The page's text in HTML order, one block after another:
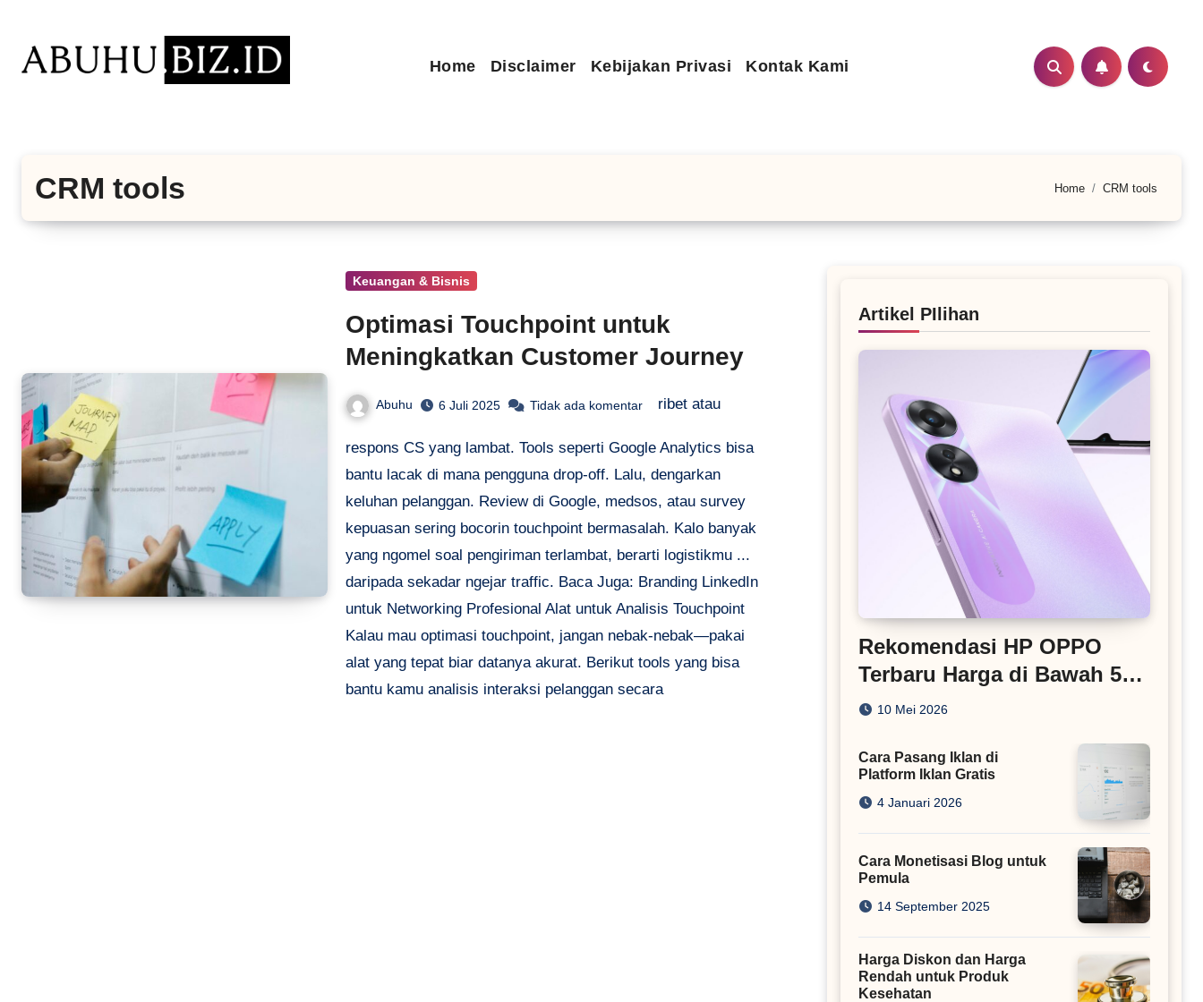
konten
Home Disclaimer Kebijakan Privasi Kontak Kami
CRM tools Home CRM tools
Keuangan & Bisnis
Optimasi Touchpoint untuk
Meningkatkan Customer Journey
Abuhu 6 Juli 2025 Tidak ada komentar ribet atau
respons CS yang lambat. Tools seperti Google Analytics bisa
bantu lacak di mana pengguna drop-off. Lalu, dengarkan
keluhan pelanggan. Review di Google, medsos, atau survey
kepuasan sering bocorin touchpoint bermasalah. Kalo banyak
yang ngomel soal pengiriman terlambat, berarti logistikmu ...
daripada sekadar ngejar traffic. Baca Juga: Branding LinkedIn
untuk Networking Profesional Alat untuk Analisis Touchpoint
Kalau mau optimasi touchpoint, jangan nebak-nebak—pakai
alat yang tepat biar datanya akurat. Berikut tools yang bisa
bantu kamu analisis interaksi pelanggan secara
Artikel PIlihan
Rekomendasi HP OPPO
Terbaru Harga di Bawah 5
Juta
10 Mei 2026
Cara Pasang Iklan di
Platform Iklan Gratis
4 Januari 2026
Cara Monetisasi Blog untuk
Pemula
14 September 2025
Harga Diskon dan Harga
Rendah untuk Produk
Kesehatan